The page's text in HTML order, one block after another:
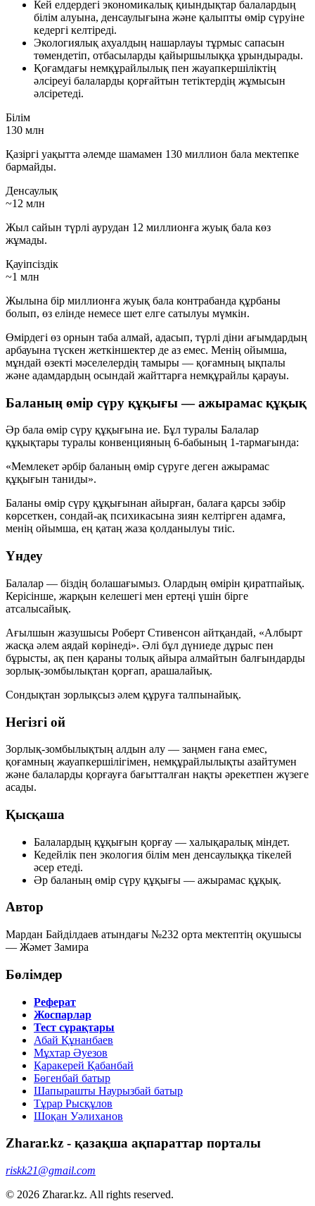
Кей елдердегі экономикалық қиындықтар балалардың
білім алуына, денсаулығына және қалыпты өмір сүруіне
кедергі келтіреді.
Экологиялық ахуалдың нашарлауы тұрмыс сапасын
төмендетіп, отбасыларды қайыршылыққа ұрындырады.
Қоғамдағы немқұрайлылық пен жауапкершіліктің
әлсіреуі балаларды қорғайтын тетіктердің жұмысын
әлсіретеді.
Білім
130 млн
Қазіргі уақытта әлемде шамамен 130 миллион бала мектепке
бармайды.
Денсаулық
~12 млн
Жыл сайын түрлі аурудан 12 миллионға жуық бала көз
жұмады.
Қауіпсіздік
~1 млн
Жылына бір миллионға жуық бала контрабанда құрбаны
болып, өз елінде немесе шет елге сатылуы мүмкін.
Өмірдегі өз орнын таба алмай, адасып, түрлі діни ағымдардың
арбауына түскен жеткіншектер де аз емес. Менің ойымша,
мұндай өзекті мәселелердің тамыры — қоғамның ықпалы
және адамдардың осындай жайттарға немқұрайлы қарауы.
Баланың өмір сүру құқығы — ажырамас құқық
Әр бала өмір сүру құқығына ие. Бұл туралы Балалар
құқықтары туралы конвенцияның 6-бабының 1-тармағында:
«Мемлекет әрбір баланың өмір сүруге деген ажырамас
құқығын таниды».
Баланы өмір сүру құқығынан айырған, балаға қарсы зәбір
көрсеткен, сондай-ақ психикасына зиян келтірген адамға,
менің ойымша, ең қатаң жаза қолданылуы тиіс.
Үндеу
Балалар — біздің болашағымыз. Олардың өмірін қиратпайық.
Керісінше, жарқын келешегі мен ертеңі үшін бірге
атсалысайық.
Ағылшын жазушысы Роберт Стивенсон айтқандай, «Албырт
жасқа әлем аядай көрінеді». Әлі бұл дүниеде дұрыс пен
бұрысты, ақ пен қараны толық айыра алмайтын балғындарды
зорлық-зомбылықтан қорғап, арашалайық.
Сондықтан зорлықсыз әлем құруға талпынайық.
Негізгі ой
Зорлық-зомбылықтың алдын алу — заңмен ғана емес,
қоғамның жауапкершілігімен, немқұрайлылықты азайтумен
және балаларды қорғауға бағытталған нақты әрекетпен жүзеге
асады.
Қысқаша
Балалардың құқығын қорғау — халықаралық міндет.
Кедейлік пен экология білім мен денсаулыққа тікелей
әсер етеді.
Әр баланың өмір сүру құқығы — ажырамас құқық.
Автор
Мардан Байділдаев атындағы №232 орта мектептің оқушысы
— Жәмет Замира
Бөлімдер
Реферат
Жоспарлар
Тест сұрақтары
Абай Құнанбаев
Мұхтар Әуезов
Қаракерей Қабанбай
Бөгенбай батыр
Шапырашты Наурызбай батыр
Тұрар Рысқұлов
Шоқан Уәлиханов
Zharar.kz - қазақша ақпараттар порталы
riskk21@gmail.com
© 2026 Zharar.kz. All rights reserved.